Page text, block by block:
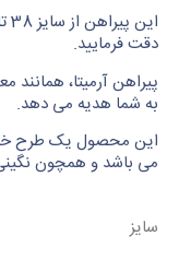
دقت فرمایید.
پیراهن آرمیتا،
به شما هدیه می دهد.
این محصول یک طرح
می باشد و همچون
سایز